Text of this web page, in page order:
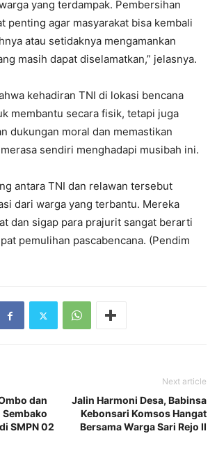
yang terdampak. Pembersihan
penting agar masyarakat bisa kembali
atau setidaknya mengamankan
masih dapat diselamatkan,” jelasnya.
kehadiran TNI di lokasi bencana
membantu secara fisik, tetapi juga
dukungan moral dan memastikan
sendiri menghadapi musibah ini.
antara TNI dan relawan tersebut
dari warga yang terbantu. Mereka
dan sigap para prajurit sangat berarti
pemulihan pascabencana. (Pendim
dan
Sembako
SMPN 02
Next article
Jalin Harmoni Desa, Babinsa
Kebonsari Komsos Hangat
Bersama Warga Sari Rejo II